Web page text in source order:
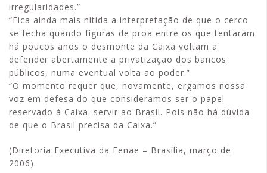
irregularidades.”
“Fica ainda mais nítida a interpretação de que o cerco
se fecha quando figuras de proa entre os que tentaram
há poucos anos o desmonte da Caixa voltam a
defender abertamente a privatização dos bancos
públicos, numa eventual volta ao poder.”
“O momento requer que, novamente, ergamos nossa
voz em defesa do que consideramos ser o papel
reservado à Caixa: servir ao Brasil. Pois não há dúvida
de que o Brasil precisa da Caixa.”
(Diretoria Executiva da Fenae – Brasília, março de
2006).